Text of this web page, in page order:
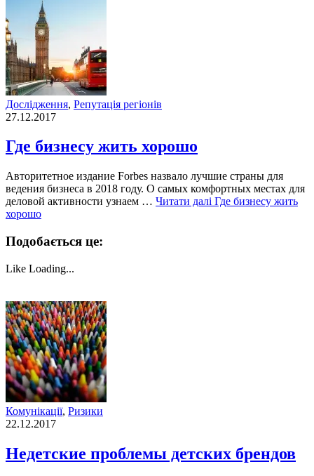
Дослідження, Репутація регіонів
27.12.2017
Где бизнесу жить хорошо
Авторитетное издание Forbes назвало лучшие страны для
ведения бизнеса в 2018 году. О самых комфортных местах для
деловой активности узнаем … Читати далі Где бизнесу жить
хорошо
Подобається це:
Like Loading...
Комунікації, Ризики
22.12.2017
Недетские проблемы детских брендов